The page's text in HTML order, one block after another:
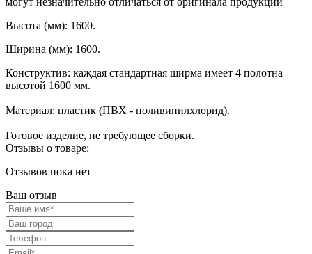
Высота (мм): 1600.
Ширина (мм): 1600.
Конструктив: каждая стандартная ширма имеет 4 полотна
высотой 1600 мм.
Материал: пластик (ПВХ - поливинилхлорид).
Готовое изделие, не требующее сборки.
Отзывы о товаре:
Отзывов пока нет
Ваш отзыв